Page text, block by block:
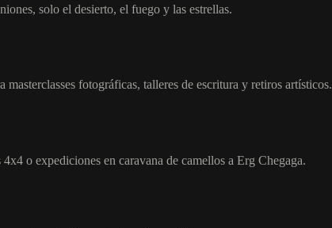
solo el desierto, el fuego y las estrellas.
fotográficas, talleres de escritura y retiros artísticos.
o expediciones en caravana de camellos a Erg Chegaga.